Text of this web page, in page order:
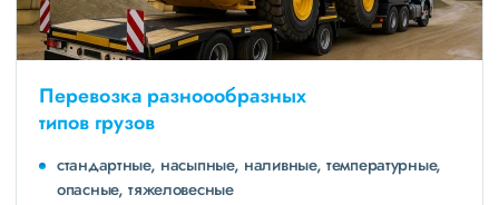
Перевозка разноообразных
типов грузов
стандартные, насыпные, наливные, температурные,
опасные, тяжеловесные